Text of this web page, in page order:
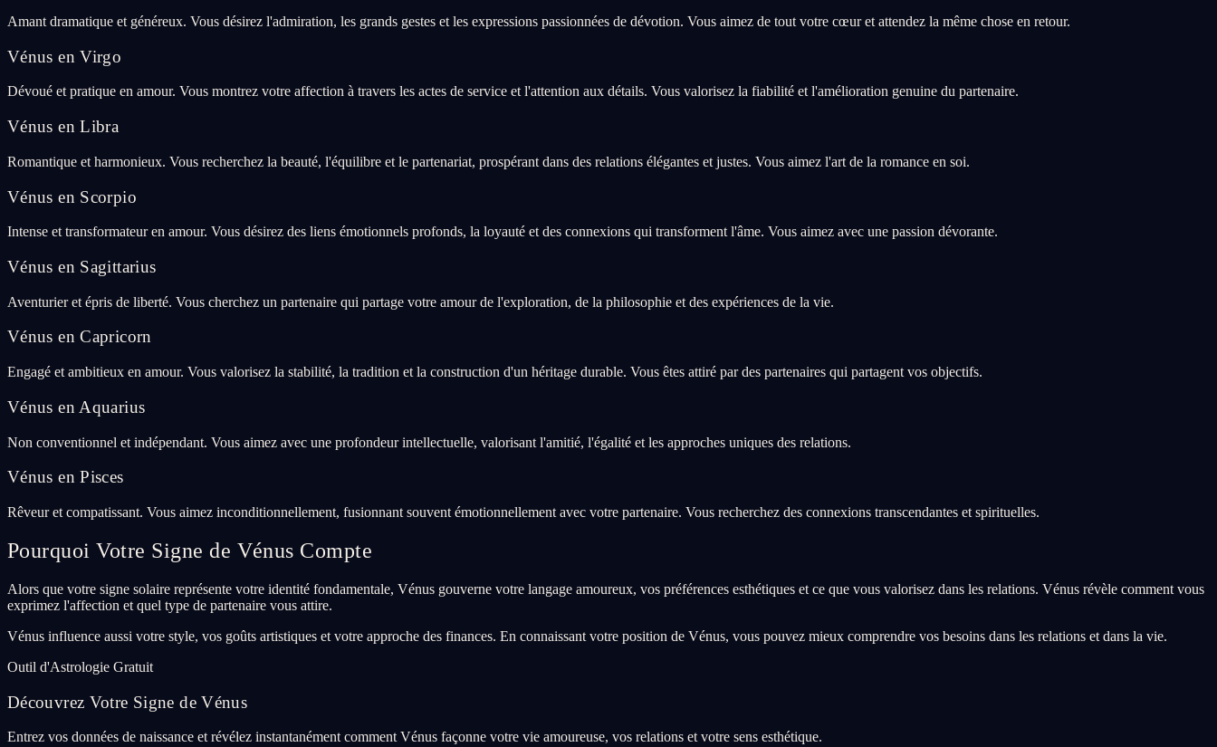
Amant dramatique et généreux. Vous désirez l'admiration, les grands gestes et les expressions passionnées de dévotion. Vous aimez de tout votre cœur et attendez la même chose en retour.
Vénus en Virgo
Dévoué et pratique en amour. Vous montrez votre affection à travers les actes de service et l'attention aux détails. Vous valorisez la fiabilité et l'amélioration genuine du partenaire.
Vénus en Libra
Romantique et harmonieux. Vous recherchez la beauté, l'équilibre et le partenariat, prospérant dans des relations élégantes et justes. Vous aimez l'art de la romance en soi.
Vénus en Scorpio
Intense et transformateur en amour. Vous désirez des liens émotionnels profonds, la loyauté et des connexions qui transforment l'âme. Vous aimez avec une passion dévorante.
Vénus en Sagittarius
Aventurier et épris de liberté. Vous cherchez un partenaire qui partage votre amour de l'exploration, de la philosophie et des expériences de la vie.
Vénus en Capricorn
Engagé et ambitieux en amour. Vous valorisez la stabilité, la tradition et la construction d'un héritage durable. Vous êtes attiré par des partenaires qui partagent vos objectifs.
Vénus en Aquarius
Non conventionnel et indépendant. Vous aimez avec une profondeur intellectuelle, valorisant l'amitié, l'égalité et les approches uniques des relations.
Vénus en Pisces
Rêveur et compatissant. Vous aimez inconditionnellement, fusionnant souvent émotionnellement avec votre partenaire. Vous recherchez des connexions transcendantes et spirituelles.
Pourquoi Votre Signe de Vénus Compte
Alors que votre signe solaire représente votre identité fondamentale, Vénus gouverne votre langage amoureux, vos préférences esthétiques et ce que vous valorisez dans les relations. Vénus révèle comment vous
exprimez l'affection et quel type de partenaire vous attire.
Vénus influence aussi votre style, vos goûts artistiques et votre approche des finances. En connaissant votre position de Vénus, vous pouvez mieux comprendre vos besoins dans les relations et dans la vie.
Outil d'Astrologie Gratuit
Découvrez Votre Signe de Vénus
Entrez vos données de naissance et révélez instantanément comment Vénus façonne votre vie amoureuse, vos relations et votre sens esthétique.